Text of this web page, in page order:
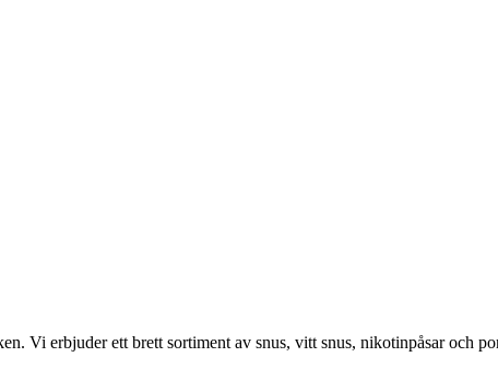
Vi erbjuder ett brett sortiment av snus, vitt snus, nikotinpåsar och